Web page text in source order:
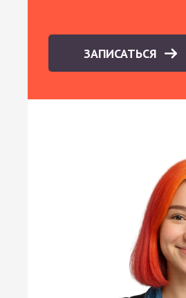
ЗАПИСАТЬСЯ